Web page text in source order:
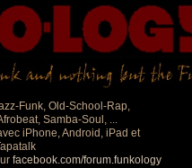
Funk, Old-School-Rap,
Samba-Soul, ...
iPhone, Android, iPad et
facebook.com/forum.funkology